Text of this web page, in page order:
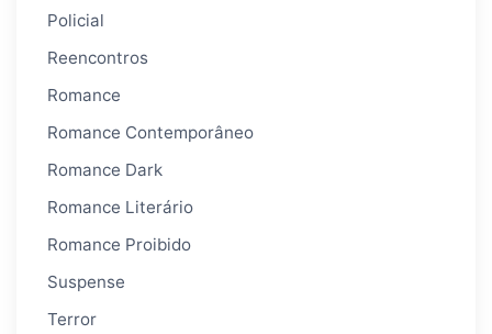
Policial
Reencontros
Romance
Romance Contemporâneo
Romance Dark
Romance Literário
Romance Proibido
Suspense
Terror